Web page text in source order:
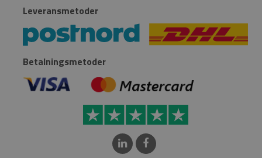
Leveransmetoder
Betalningsmetoder